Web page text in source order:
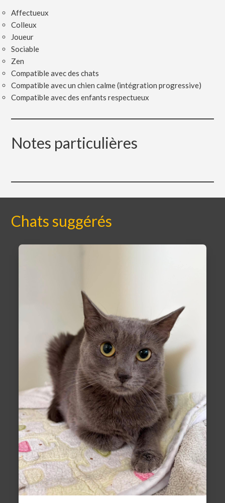
Affectueux
Colleux
Joueur
Sociable
Zen
Compatible avec des chats
Compatible avec un chien calme (intégration progressive)
Compatible avec des enfants respectueux
Notes particulières
Chats suggérés